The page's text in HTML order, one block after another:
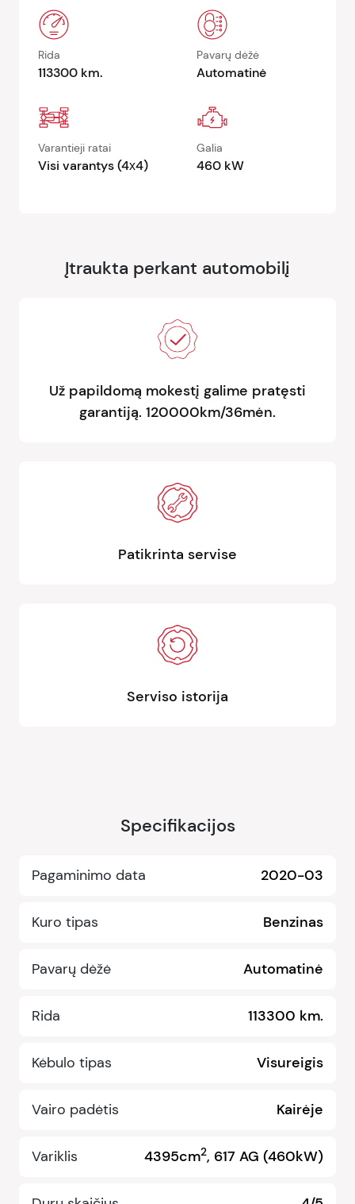
Rida
113300 km.
Pavarų dėžė
Automatinė
Varantieji ratai
Visi varantys (4х4)
Galia
460 kW
Įtraukta perkant automobilį
Už papildomą mokestį galime pratęsti
garantiją. 120000km/36mėn.
Patikrinta servise
Serviso istorija
Specifikacijos
Pagaminimo data 2020-03
Kuro tipas Benzinas
Pavarų dėžė Automatinė
Rida 113300 km.
Kėbulo tipas Visureigis
Vairo padėtis Kairėje
Variklis 4395cm2, 617 AG (460kW)